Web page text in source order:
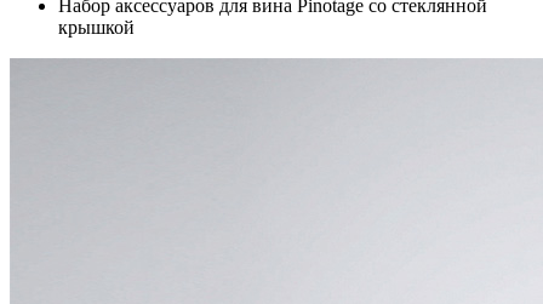
Набор аксессуаров для вина Pinotage со стеклянной
крышкой